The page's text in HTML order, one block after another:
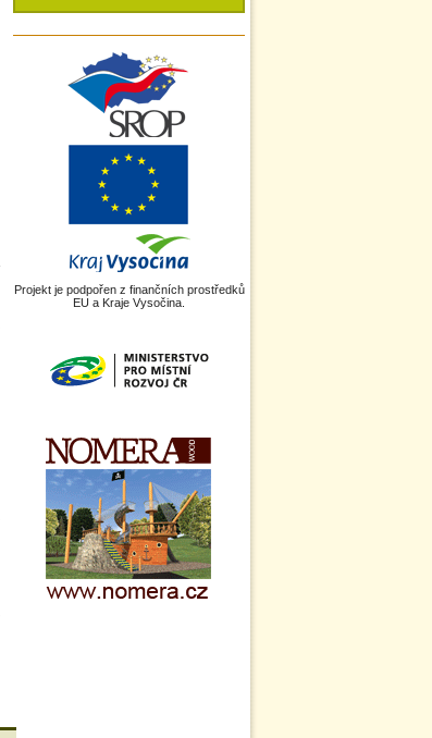
Projekt je podpořen z finančních prostředků
EU a Kraje Vysočina.